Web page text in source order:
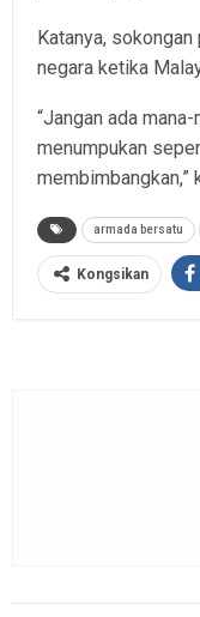
Katanya,
negara ketika
“Jangan ada
menumpukan
membimbangkan,”
armada bersatu
Kongsikan